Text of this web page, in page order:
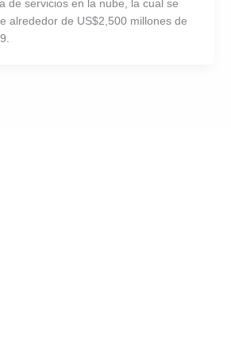
de servicios en la nube, la cual se
alrededor de US$2,500 millones de